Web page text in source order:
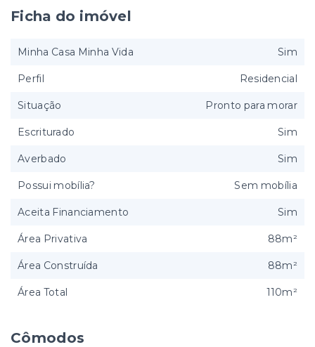
Cômodos
Ficha do imóvel
Minha Casa Minha Vida Sim
Perfil Residencial
Situação Pronto para morar
Escriturado Sim
Averbado Sim
Possui mobília? Sem mobília
Aceita Financiamento Sim
Área Privativa 88m²
Área Construída 88m²
Área Total 110m²